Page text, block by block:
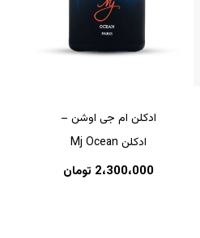
ادکلن ام جی اوشن –
ادکلن Mj Ocean
2،300،000 تومان